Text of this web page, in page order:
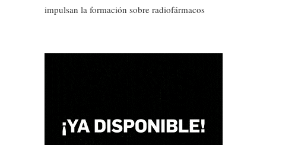
impulsan la formación sobre radiofármacos